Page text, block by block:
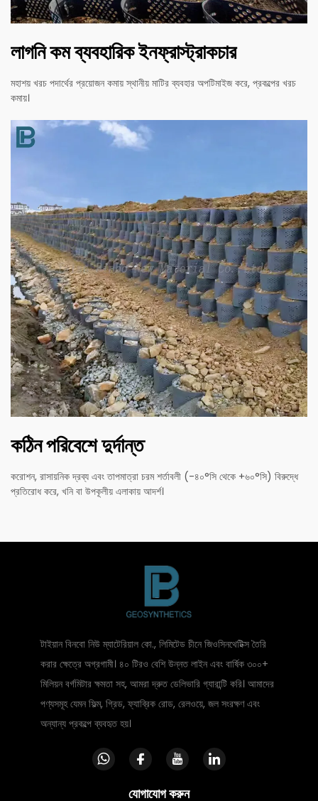
লাগনি কম ব্যবহারিক ইনফ্রাস্ট্রাকচার
মহাশয় খরচ পদার্থের প্রয়োজন কমায় স্থানীয় মাটির ব্যবহার অপটিমাইজ করে, প্রকল্পের খরচ
কমায়।
কঠিন পরিবেশে দুর্দান্ত
করোশন, রাসায়নিক দ্রব্য এবং তাপমাত্রা চরম শর্তাবলী (-৪০°সি থেকে +৬০°সি) বিরুদ্ধে
প্রতিরোধ করে, খনি বা উপকূলীয় এলাকায় আদর্শ।
টাইয়ান বিনবো নিউ ম্যাটেরিয়াল কো., লিমিটেড চীনে জিওসিনথেটিক্স তৈরি
করার ক্ষেত্রে অগ্রগামী। ৪০ টিরও বেশি উন্নত লাইন এবং বার্ষিক ৩০০+
মিলিয়ন বর্গমিটার ক্ষমতা সহ, আমরা দ্রুত ডেলিভারি গ্যারান্টি করি। আমাদের
পণ্যসমূহ যেমন ফিল্ম, গ্রিড, ফ্যাব্রিক রোড, রেলওয়ে, জল সংরক্ষণ এবং
অন্যান্য প্রকল্পে ব্যবহৃত হয়।
যোগাযোগ করুন